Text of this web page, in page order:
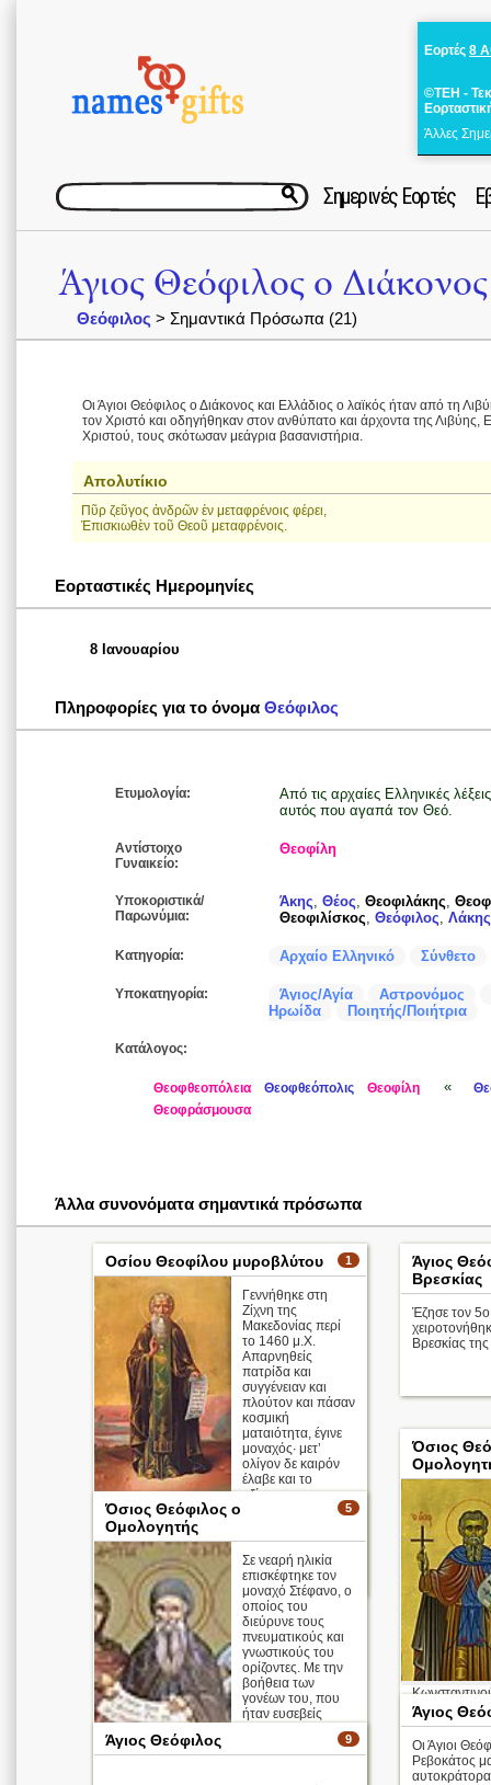
Εορτές 8
©ΤΕΗ -
Άλλες
Σημερινές Εορτές
Άγιος Θεόφιλος ο Διάκονος
Θεόφιλος > Σημαντικά Πρόσωπα (21)
Οι Άγιοι Θεόφιλος ο Διάκονος και Ελλάδιος ο λαϊκός ήταν από τη
τον Χριστό και οδηγήθηκαν στον ανθύπατο και άρχοντα της Λιβύης,
Χριστού, τους σκότωσαν μεάγρια βασανιστήρια.
Απολυτίκιο
Πῦρ ζεῦγος ἀνδρῶν ἐν μεταφρένοις φέρει,
Ἐπισκιωθὲν τοῦ Θεοῦ μεταφρένοις.
Εορταστικές Ημερομηνίες
8 Ιανουαρίου
Πληροφορίες για το όνομα Θεόφιλος
Ετυμολογία:
Από τις αρχαίες Ελληνικές
αυτός που αγαπά τον Θεό.
Αντίστοιχο
Γυναικείο:
Θεοφίλη
Υποκοριστικά/
Παρωνύμια:
Άκης, Θέος, Θεοφιλάκης,
Θεοφιλίσκος, Θεόφιλος, Λάκης
Κατηγορία: Αρχαίο Ελληνικό Σύνθετο
Υποκατηγορία: Άγιος/Αγία
Αστρονόμος
Ηρωίδα
Ποιητής/Ποιήτρια
Κατάλογος:
Θεοφθεοπόλεια Θεοφθεόπολις Θεοφίλη «
Θεοφράσμουσα
Άλλα συνονόματα σημαντικά πρόσωπα
1
Οσίου Θεοφίλου μυροβλύτου
Γεννήθηκε στη
Ζίχνη της
Μακεδονίας περί
το 1460 μ.Χ.
Απαρνηθείς
πατρίδα και
συγγένειαν και
πλούτον και πάσαν
κοσμική
ματαιότητα, έγινε
μοναχός· μετ’
ολίγον δε καιρόν
έλαβε και το
αξίωμα της
ιερωσύνης. ...
Απολυτίκιο
περισσότερα >
Άγιος
Βρεσκίας
Έζησε τον
Βρεσκίας
Όσιος
την πλάνη
Απολυτίκιο
5
Όσιος Θεόφιλος ο
Ομολογητής
Σε νεαρή ηλικία
επισκέφτηκε τον
μοναχό Στέφανο, ο
οποίος του
διεύρυνε τους
πνευματικούς και
γνωστικούς του
ορίζοντες. Με την
βοήθεια των
γονέων του, που
ήταν ευσεβείς
άνθρωποι, έκτισε
ένα μοναστήρι στ
...
Άγιος
Οι Άγιοι
Ρεβοκάτος
9
Άγιος Θεόφιλος